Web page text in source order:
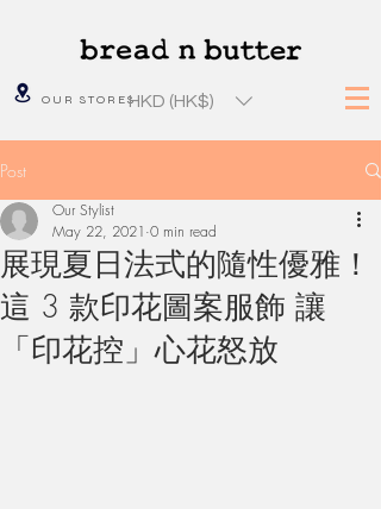
OUR STORESHKD (HK$)
Post
展現夏日法式的隨性優雅！
這 3 款印花圖案服飾 讓
「印花控」心花怒放
Our Stylist
May 22, 2021 0 min read